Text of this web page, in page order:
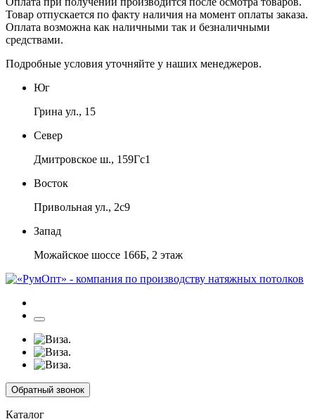
Товар отпускается по факту наличия на момент оплаты заказа.
Оплата возможна как наличными так и безналичными
средствами.
Подробные условия уточняйте у наших менеджеров.
Юг
Грина ул., 15
Север
Дмитровское ш., 159Гс1
Восток
Привольная ул., 2с9
Запад
Можайское шоссе 166Б, 2 этаж
Обратный звонок
Каталог